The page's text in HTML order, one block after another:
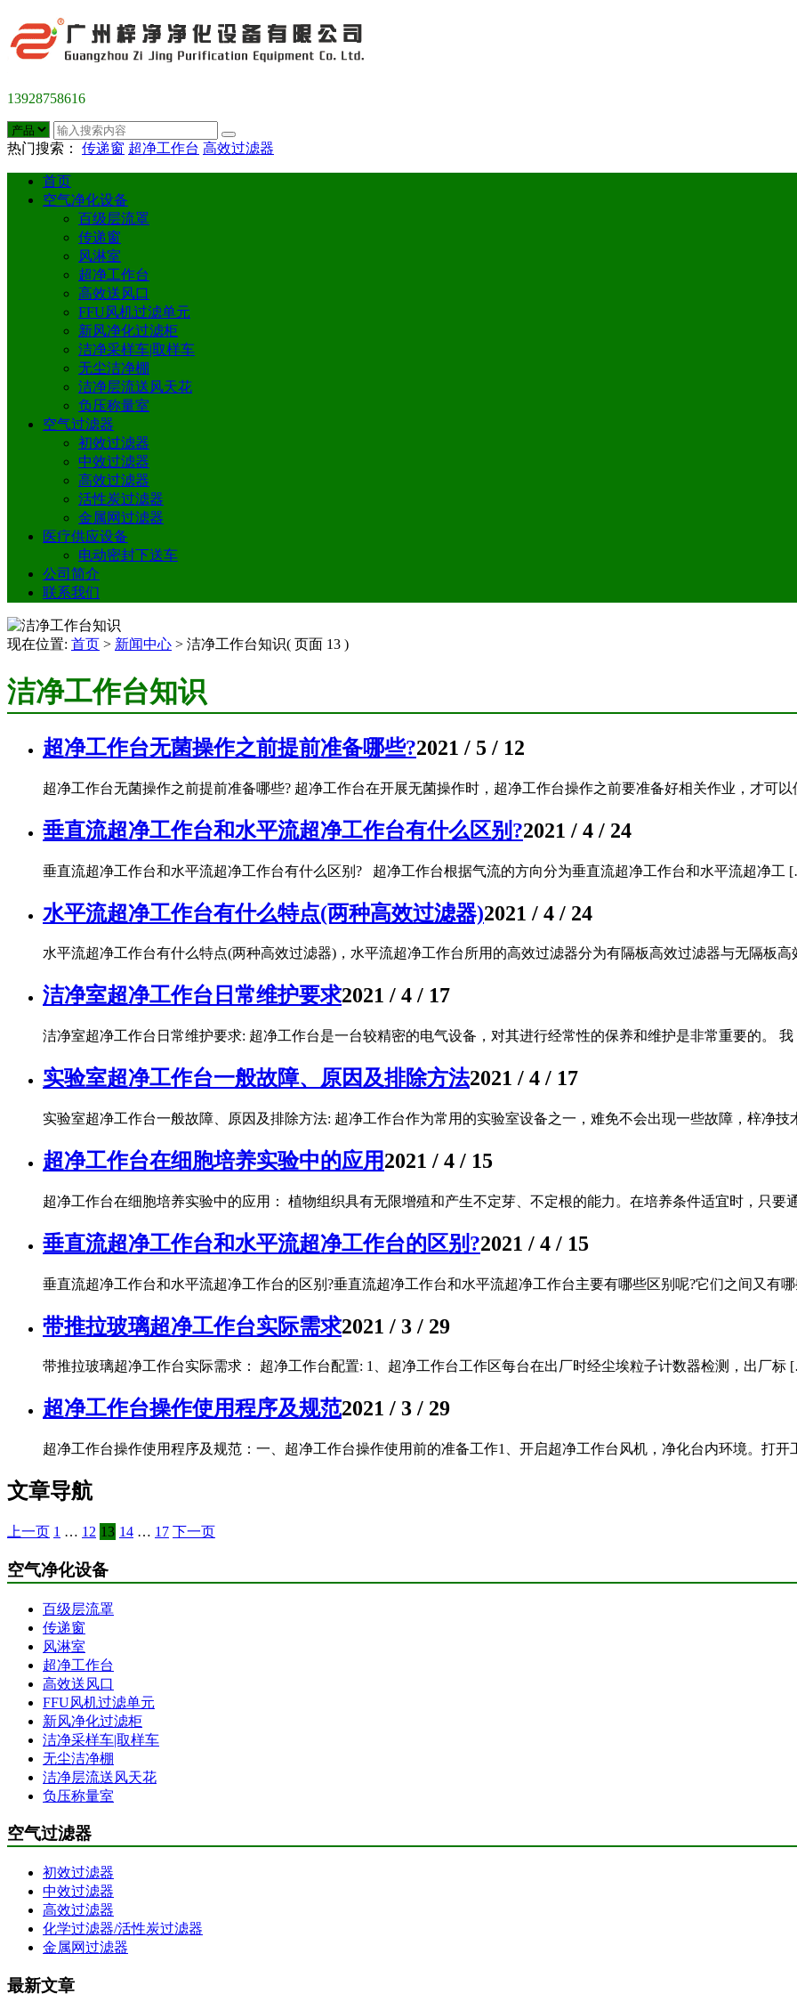
13928758616
热门搜索： 传递窗 超净工作台 高效过滤器
首页
空气净化设备
百级层流罩
传递窗
风淋室
超净工作台
高效送风口
FFU风机过滤单元
新风净化过滤柜
洁净采样车|取样车
无尘洁净棚
洁净层流送风天花
负压称量室
空气过滤器
初效过滤器
中效过滤器
高效过滤器
活性炭过滤器
金属网过滤器
医疗供应设备
电动密封下送车
公司简介
联系我们
现在位置: 首页 > 新闻中心 > 洁净工作台知识( 页面 13 )
洁净工作台知识
超净工作台无菌操作之前提前准备哪些?2021 / 5 / 12
超净工作台无菌操作之前提前准备哪些? 超净工作台在开展无菌操作时，超净工作台操作之前要准备好相关作业，才可
​垂直流超净工作台和水平流超净工作台有什么区别?2021 / 4 / 24
垂直流超净工作台和水平流超净工作台有什么区别? 超净工作台根据气流的方向分为垂直流超净工作台和水平流超净工
水平流超净工作台有什么特点(两种高效过滤器)2021 / 4 / 24
水平流超净工作台有什么特点(两种高效过滤器)，水平流超净工作台所用的高效过滤器分为有隔板高效过滤器与无隔板
洁净室超净工作台日常维护要求2021 / 4 / 17
洁净室超净工作台日常维护要求: 超净工作台是一台较精密的电气设备，对其进行经常性的保养和维护是非常重要的。
实验室超净工作台一般故障、原因及排除方法2021 / 4 / 17
实验室超净工作台一般故障、原因及排除方法: 超净工作台作为常用的实验室设备之一，难免不会出现一些故障，梓净
超净工作台在细胞培养实验中的应用2021 / 4 / 15
超净工作台在细胞培养实验中的应用： 植物组织具有无限增殖和产生不定芽、不定根的能力。在培养条件适宜时，只要
垂直流超净工作台和水平流超净工作台的区别?2021 / 4 / 15
垂直流超净工作台和水平流超净工作台的区别?垂直流超净工作台和水平流超净工作台主要有哪些区别呢?它们之间又有
带推拉玻璃超净工作台实际需求2021 / 3 / 29
带推拉玻璃超净工作台实际需求： 超净工作台配置: 1、超净工作台工作区每台在出厂时经尘埃粒子计数器检测，出厂标
超净工作台操作使用程序及规范2021 / 3 / 29
超净工作台操作使用程序及规范：一、超净工作台操作使用前的准备工作1、开启超净工作台风机，净化台内环境。打
文章导航
上一页 1 … 12 13 14 … 17 下一页
空气净化设备
百级层流罩
传递窗
风淋室
超净工作台
高效送风口
FFU风机过滤单元
新风净化过滤柜
洁净采样车|取样车
无尘洁净棚
洁净层流送风天花
负压称量室
空气过滤器
初效过滤器
中效过滤器
高效过滤器
化学过滤器/活性炭过滤器
金属网过滤器
最新文章